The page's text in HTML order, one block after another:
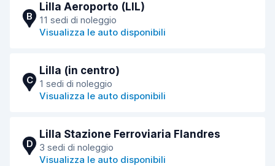
B
Lilla Aeroporto (LIL)
11 sedi di noleggio
Visualizza le auto disponibili
C
Lilla (in centro)
1 sedi di noleggio
Visualizza le auto disponibili
D
Lilla Stazione Ferroviaria Flandres
3 sedi di noleggio
Visualizza le auto disponibili